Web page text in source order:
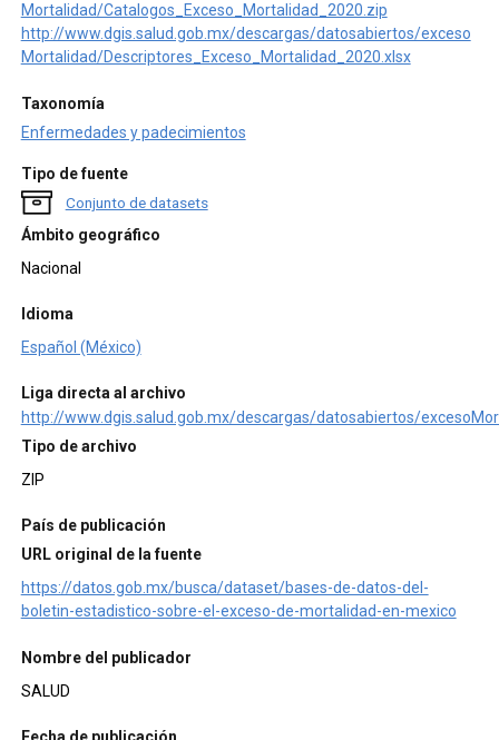
Mortalidad/Catalogos_Exceso_Mortalidad_2020.zip
http://www.dgis.salud.gob.mx/descargas/datosabiertos/exceso
Mortalidad/Descriptores_Exceso_Mortalidad_2020.xlsx
Taxonomía
Enfermedades y padecimientos
Tipo de fuente
Conjunto de datasets
Ámbito geográfico
Nacional
Idioma
Español (México)
Liga directa al archivo
http://www.dgis.salud.gob.mx/descargas/datosabiertos/
Tipo de archivo
ZIP
País de publicación
URL original de la fuente
https://datos.gob.mx/busca/dataset/bases-de-datos-del-
boletin-estadistico-sobre-el-exceso-de-mortalidad-en-mexico
Nombre del publicador
SALUD